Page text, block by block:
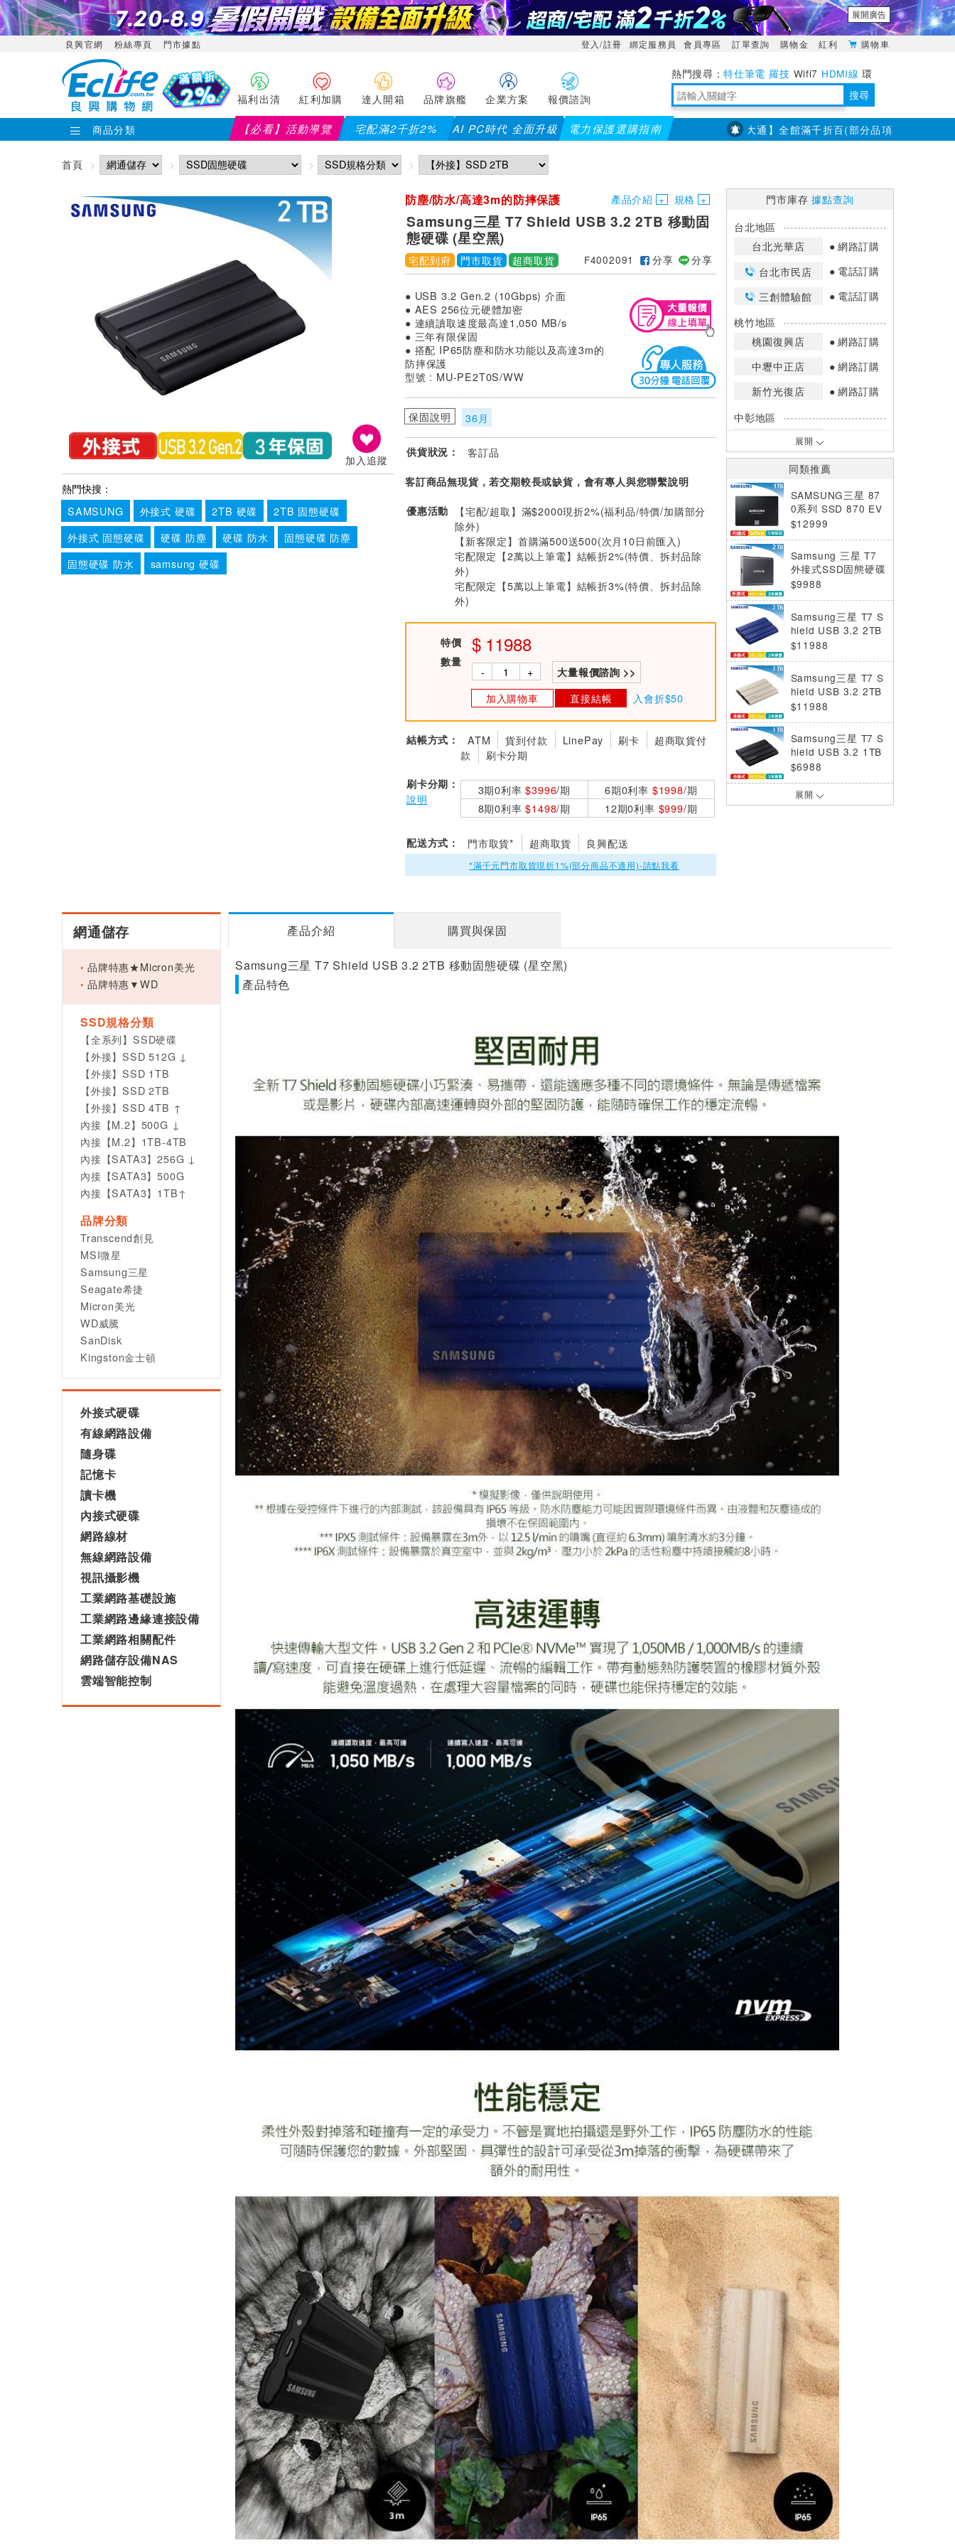
展開廣告
良興官網 粉絲專頁 門市據點 登入/註冊 綁定服務員 會員專區 訂單查詢 購物金 紅利 購物車
福利出清 紅利加購 達人開箱 品牌旗艦 企業方案 報價諮詢
特仕筆電 羅技 Wifi7 HDMI線 環
境量測 明緯POWER 搜尋
商品分類 【必看】活動導覽 宅配滿2千折2% AI PC時代 全面升級 電力保護選購指南 【PX大通】全館滿千折百(部分品項不適用，滿2千折
首頁
加入追蹤
熱門快搜：
SAMSUNG
外接式 硬碟 2TB 硬碟
2TB 固態硬碟
外接式 固態硬碟
硬碟 防塵 硬碟 防水
固態硬碟 防塵
固態硬碟 防水
samsung 硬碟
防塵/防水/高達3m的防摔保護 產品介紹 規格
Samsung三星 T7 Shield USB 3.2 2TB 移動固
態硬碟 (星空黑)
宅配到府 門市取貨 超商取貨 F4002091 分享 分享
● USB 3.2 Gen.2 (10Gbps) 介面
● AES 256位元硬體加密
● 連續讀取速度最高達1,050 MB/s
● 三年有限保固
● 搭配 IP65防塵和防水功能以及高達3m的
防摔保護
型號 : MU-PE2T0S/WW
保固說明 36月
供貨狀況： 客訂品
客訂商品無現貨，若交期較長或缺貨，會有專人與您聯繫說明
優惠活動
【宅配/超取】滿$2000現折2%(福利品/特價/加購部分
除外)
【新客限定】首購滿500送500(次月10日前匯入)
宅配限定【2萬以上筆電】結帳折2%(特價、拆封品除
外)
宅配限定【5萬以上筆電】結帳折3%(特價、拆封品除
外)
特價 11988
數量
- + 大量報價諮詢 >>
加入購物車 直接結帳 入會折$50
結帳方式： ATM 貨到付款 LinePay 刷卡
超商取貨付
款
刷卡分期
刷卡分期：
說明
3期0利率$3996/期 6期0利率 $1998/期
8期0利率$1498/期 12期0利率 $999/期
配送方式： 門市取貨* 超商取貨 良興配送
*滿千元門市取貨現折1%(部分商品不適用)-請點我看
門市庫存據點查詢
台北地區
台北光華店
網路訂購
台北市民店
電話訂購
三創體驗館
電話訂購
桃竹地區
桃園復興店
網路訂購
中壢中正店
網路訂購
新竹光復店
網路訂購
中彰地區
台中英才店
嘉南地區
高雄中華店
高雄鳳山店
網路訂購
*庫存數量：網路訂購(0)、少量庫存
(1~2)、現貨充足(3以上)。
*門市庫存以店內實際數量為準，可使
用專人服務或撥打門市電話洽詢。
展開
同類推薦
SAMSUNG三星 87
0系列 SSD 870 EV
O SATA 2.5吋 1TB
$12999
Samsung 三星 T7
外接式SSD固態硬碟
2TB 灰
$9988
Samsung三星 T7 S
hield USB 3.2 2TB
移動固態硬碟 (靛青
$11988
Samsung三星 T7 S
hield USB 3.2 2TB
移動固態硬碟 (奶茶
$11988
Samsung三星 T7 S
hield USB 3.2 1TB
移動固態硬碟 (星空
$6988
Samsung三星 T7 S
移動固態硬碟 (星空
$25988
展開
網通儲存
品牌特惠★Micron美光
品牌特惠▼WD
SSD規格分類
【全系列】SSD硬碟
【外接】SSD 512G ↓
【外接】SSD 1TB
【外接】SSD 2TB
【外接】SSD 4TB ↑
內接【M.2】500G ↓
內接【M.2】1TB-4TB
內接【SATA3】256G ↓
內接【SATA3】500G
內接【SATA3】1TB↑
品牌分類
Transcend創見
MSI微星
Samsung三星
Seagate希捷
Micron美光
WD威騰
SanDisk
Kingston金士頓
外接式硬碟
有線網路設備
隨身碟
記憶卡
讀卡機
內接式硬碟
網路線材
無線網路設備
視訊攝影機
工業網路基礎設施
工業網路邊緣連接設備
工業網路相關配件
網路儲存設備NAS
雲端智能控制
產品介紹 購買與保固
Samsung三星 T7 Shield USB 3.2 2TB 移動固態硬碟 (星空黑)
產品特色